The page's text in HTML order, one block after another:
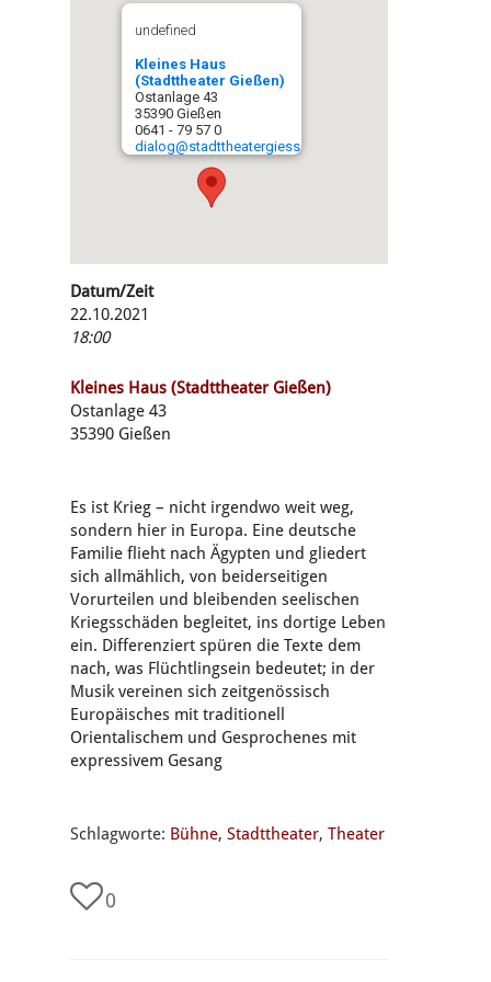
undefined
Kleines Haus
(Stadttheater Gießen)
Ostanlage 43
35390 Gießen
0641 - 79 57 0
dialog@stadttheatergiessen.de
Datum/Zeit
22.10.2021
18:00
Kleines Haus (Stadttheater Gießen)
Ostanlage 43
35390 Gießen
Es ist Krieg – nicht irgendwo weit weg,
sondern hier in Europa. Eine deutsche
Familie flieht nach Ägypten und gliedert
sich allmählich, von beiderseitigen
Vorurteilen und bleibenden seelischen
Kriegsschäden begleitet, ins dortige Leben
ein. Differenziert spüren die Texte dem
nach, was Flüchtlingsein bedeutet; in der
Musik vereinen sich zeitgenössisch
Europäisches mit traditionell
Orientalischem und Gesprochenes mit
expressivem Gesang
Schlagworte: Bühne, Stadttheater, Theater
0